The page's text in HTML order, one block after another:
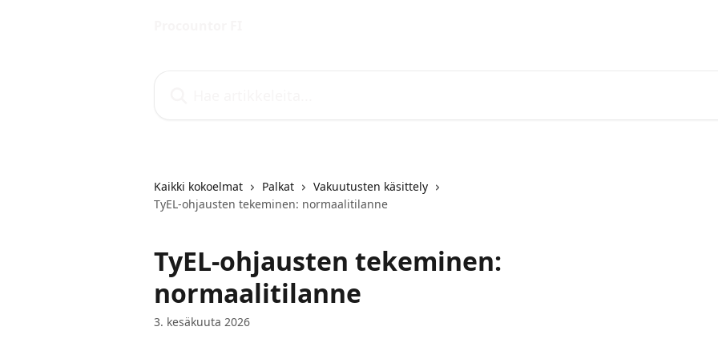
Kaikki kokoelmat Palkat
Vakuutusten käsittely
TyEL-ohjausten tekeminen: normaalitilanne
TyEL-ohjausten tekeminen:
normaalitilanne
3. kesäkuuta 2026